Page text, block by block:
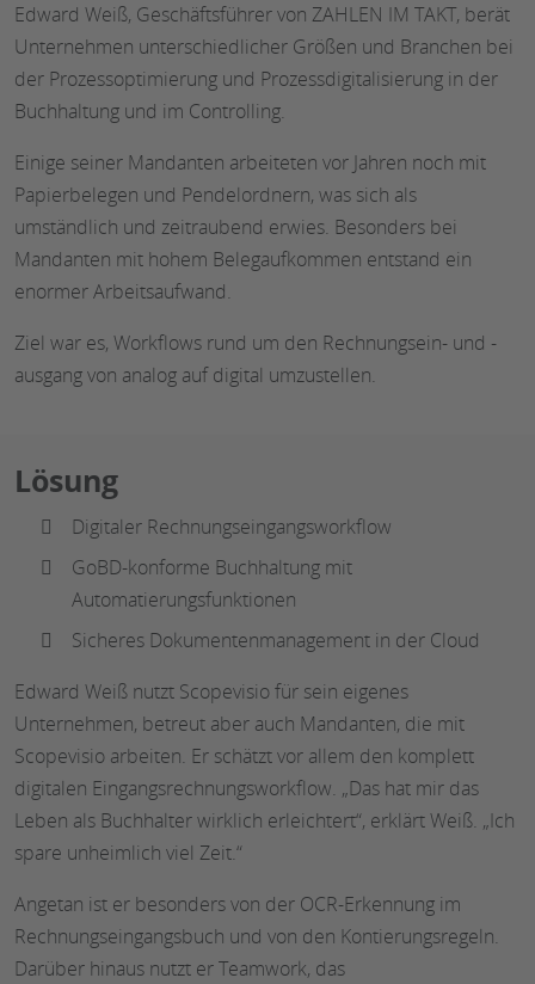
Edward Weiß, Geschäftsführer von ZAHLEN IM TAKT, berät
Unternehmen unterschiedlicher Größen und Branchen bei
der Prozessoptimierung und Prozessdigitalisierung in der
Buchhaltung und im Controlling.
Einige seiner Mandanten arbeiteten vor Jahren noch mit
Papierbelegen und Pendelordnern, was sich als
umständlich und zeitraubend erwies. Besonders bei
Mandanten mit hohem Belegaufkommen entstand ein
enormer Arbeitsaufwand.
Ziel war es, Workflows rund um den Rechnungsein- und -
ausgang von analog auf digital umzustellen.
Lösung
Digitaler Rechnungseingangsworkflow
GoBD-konforme Buchhaltung mit
Automatierungsfunktionen
Sicheres Dokumentenmanagement in der Cloud
Edward Weiß nutzt Scopevisio für sein eigenes
Unternehmen, betreut aber auch Mandanten, die mit
Scopevisio arbeiten. Er schätzt vor allem den komplett
digitalen Eingangsrechnungsworkflow. „Das hat mir das
Leben als Buchhalter wirklich erleichtert“, erklärt Weiß. „Ich
spare unheimlich viel Zeit.“
Angetan ist er besonders von der OCR-Erkennung im
Rechnungseingangsbuch und von den Kontierungsregeln.
Darüber hinaus nutzt er Teamwork, das